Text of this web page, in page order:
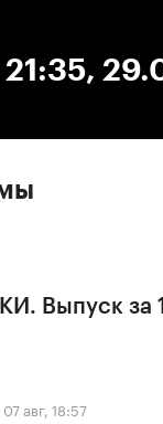
Выпуск за
07 авг, 18:57